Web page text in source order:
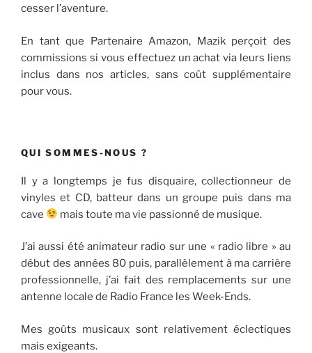
cesser l’aventure.
En tant que Partenaire Amazon, Mazik perçoit des
commissions si vous effectuez un achat via leurs liens
inclus dans nos articles, sans coût supplémentaire
pour vous.
QUI SOMMES-NOUS ?
Il y a longtemps je fus disquaire, collectionneur de
vinyles et CD, batteur dans un groupe puis dans ma
cave
mais toute ma vie passionné de musique.
J’ai aussi été animateur radio sur une « radio libre » au
début des années 80 puis, parallèlement à ma carrière
professionnelle, j’ai fait des remplacements sur une
antenne locale de Radio France les Week-Ends.
Mes goûts musicaux sont relativement éclectiques
mais exigeants.